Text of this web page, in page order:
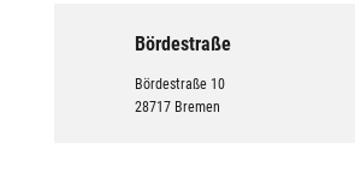
Bördestraße
Bördestraße 10
28717 Bremen